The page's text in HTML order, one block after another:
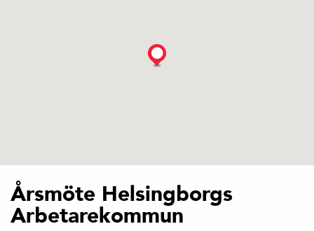
Årsmöte Helsingborgs
Arbetarekommun